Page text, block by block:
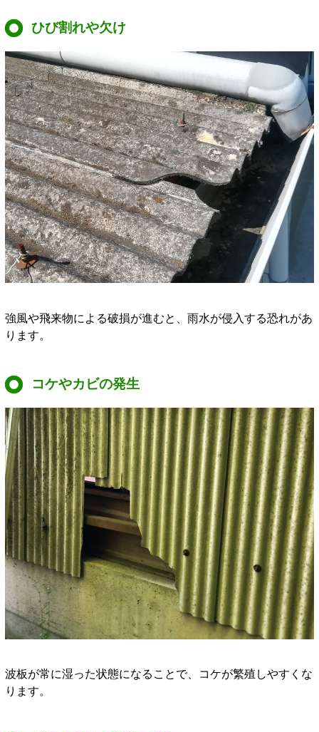
ひび割れや欠け
強風や飛来物による破損が進むと、雨水が侵入する恐れがあ
ります。
コケやカビの発生
波板が常に湿った状態になることで、コケが繁殖しやすくな
ります。